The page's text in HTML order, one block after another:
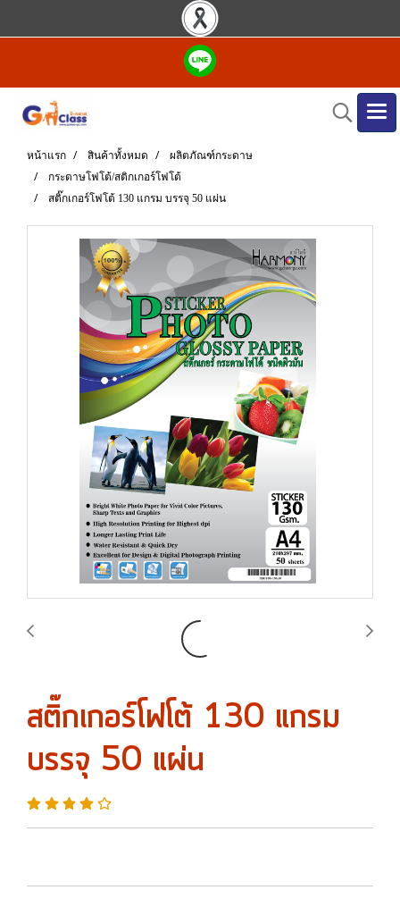
หน้าแรก สินค้าทั้งหมด
ผลิตภัณฑ์กระดาษ
กระดาษโฟโต้/สติกเกอร์โฟโต้
สติ๊กเกอร์โฟโต้ 130 แกรม บรรจุ 50 แผ่น
สติ๊กเกอร์โฟโต้ 130 แกรม
บรรจุ 50 แผ่น